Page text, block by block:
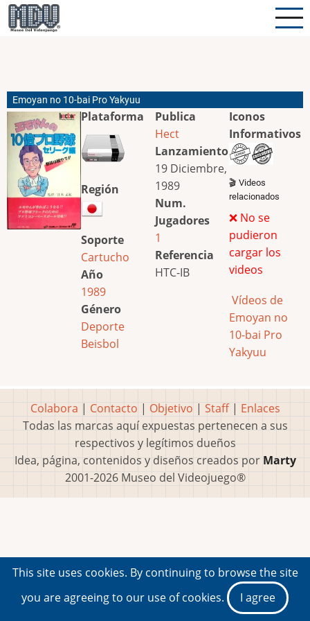
Pasar
al
Emoyan no 10-bai Pro Yakyuu
Plataforma
Región
Soporte
Cartucho
Año
1989
Género
Deporte
Beisbol
Publica
Hect
Lanzamiento
19 Diciembre,
1989
Num.
Jugadores
1
Referencia
HTC-IB
Iconos
Informativos
🎬 Videos
relacionados
❌ No se
pudieron
cargar los
videos
Vídeos de
Emoyan no
10-bai Pro
Yakyuu
Colabora | Contacto | Objetivo | Staff| Enlaces
Todas las marcas aquí expuestas pertenecen a sus
respectivos y legítimos dueños
Idea, página, contenidos y diseños creados por Marty
2001-2026 Museo del Videojuego®
This site uses cookies. By continuing to browse the site
you are agreeing to our use of cookies.
I agree